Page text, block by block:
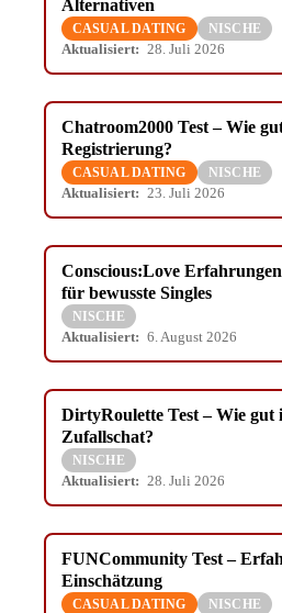
Alternativen
CASUAL DATING NISCHE
Aktualisiert: 28. Juli 2026
Chatroom2000 Test – Wie
Registrierung?
CASUAL DATING NISCHE
Aktualisiert: 23. Juli 2026
Conscious:Love
für bewusste Singles
NISCHE
Aktualisiert: 6. August 2026
DirtyRoulette Test – Wie gut
Zufallschat?
NISCHE
Aktualisiert: 28. Juli 2026
FUNCommunity Test –
Einschätzung
CASUAL DATING NISCHE